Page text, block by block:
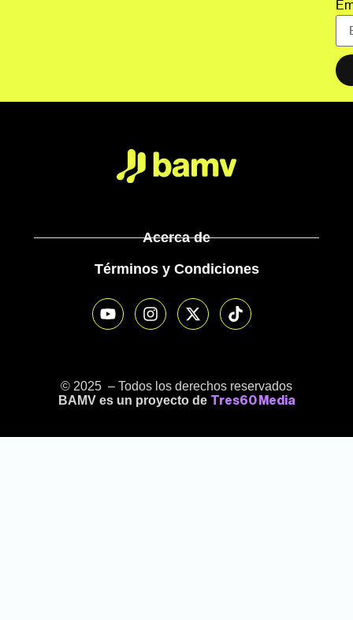
Acerca de
Términos y Condiciones
© 2025 – Todos los derechos reservados
BAMV es un proyecto de Tres60 Media